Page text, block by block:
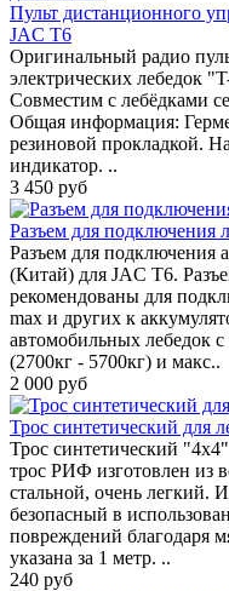
Пульт дистанционного
JAC T6
Оригинальный радио
электрических лебедок
Совместим с лебёдками
Общая информация:
резиновой прокладкой.
индикатор. ..
3 450 руб
Разъем для
Разъем для подключения
(Китай) для JAC T6.
рекомендованы для
max и других к
автомобильных лебедок
(2700кг - 5700кг) и макс..
2 000 руб
Трос синтетический для
Трос синтетический
трос РИФ изготовлен из
стальной, очень легкий.
безопасный в
повреждений благодаря
указана за 1 метр. ..
240 руб